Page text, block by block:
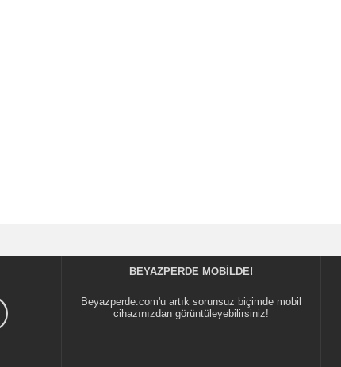
BEYAZPERDE MOBILDE!
Beyazperde.com'u artık sorunsuz biçimde mobil
cihazınızdan görüntüleyebilirsiniz!